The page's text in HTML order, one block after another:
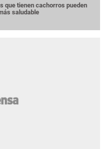
que tienen cachorros pueden
saludable